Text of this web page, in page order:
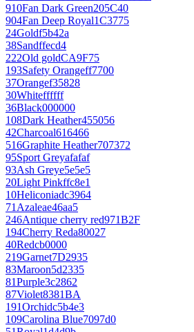
910Fan Dark Green205C40
904Fan Deep Royal1C3775
24Goldf5b42a
38Sandffecd4
222Old goldCA9F75
193Safety Orangeff7700
37Orangef35828
30Whiteffffff
36Black000000
108Dark Heather455056
42Charcoal616466
516Graphite Heather707372
95Sport Greyafafaf
93Ash Greye5e5e5
20Light Pinkffc8e1
10Heliconiadc3964
71Azaleae46aa5
246Antique cherry red971B2F
194Cherry Reda80027
40Redcb0000
219Garnet7D2935
83Maroon5d2335
81Purple3c2862
87Violet8381BA
191Orchidc5b4e3
109Carolina Blue7097d0